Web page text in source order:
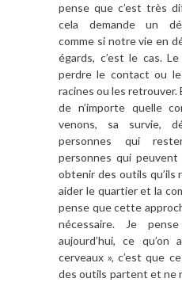
pense que c’est très
cela demande un
comme si notre vie en
égards, c’est le cas.
perdre le contact ou
racines ou les
de n’importe quelle
venons, sa survie,
personnes qui
personnes qui peuvent
obtenir des outils qu’ils
aider le quartier et la
pense que cette
nécessaire. Je
aujourd’hui, ce
cerveaux », c’est que
des outils partent et ne